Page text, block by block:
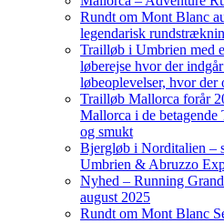
Rundt om Mont Blanc
legendarisk
Trailløb i Umbrien med
løberejse hvor der
løbeoplevelser, hvor der
Trailløb Mallorca forår
Mallorca i de betagende
og smukt
Bjergløb i Norditalien –
Umbrien & Abruzzo
Nyhed – Running
august 2025
Rundt om Mont Blanc